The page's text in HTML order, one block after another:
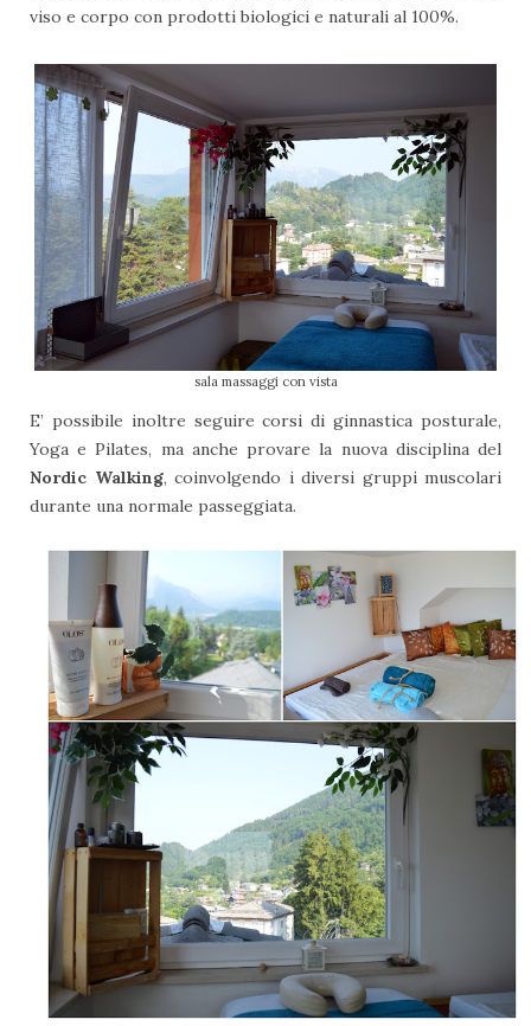
viso e corpo con prodotti biologici e naturali al 100%.
sala massaggi con vista
E’ possibile inoltre seguire corsi di ginnastica posturale,
Yoga e Pilates, ma anche provare la nuova disciplina del
Nordic Walking, coinvolgendo i diversi gruppi muscolari
durante una normale passeggiata.